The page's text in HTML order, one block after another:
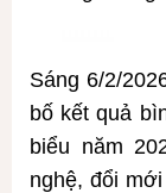
Sáng 6/2/
bố kết quả
biểu năm
nghệ, đổi